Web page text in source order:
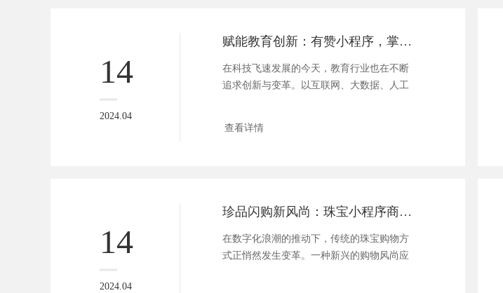
14
2024.04
赋能教育创新：有赞小程序，掌上课堂新体验
在科技飞速发展的今天，教育行业也在不断
追求创新与变革。以互联网、大数据、人工
查看详情
14
2024.04
珍品闪购新风尚：珠宝小程序商城，指尖轻触尽享奢华
在数字化浪潮的推动下，传统的珠宝购物方
式正悄然发生变革。一种新兴的购物风尚应